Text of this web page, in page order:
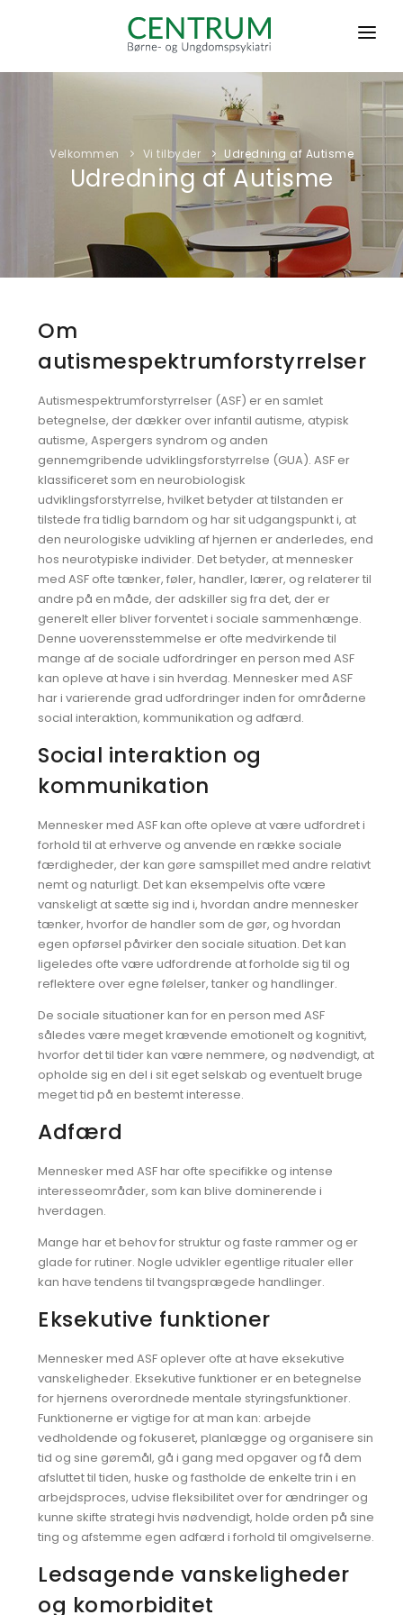
VELKOMMEN
OM OS
KRYPTERET E-MAIL
KONTAKT
Velkommen Vi tilbyder Udredning af Autisme
Udredning af Autisme
Om
autismespektrumforstyrrelser
Autismespektrumforstyrrelser (ASF) er en samlet
betegnelse, der dækker over infantil autisme, atypisk
autisme, Aspergers syndrom og anden
gennemgribende udviklingsforstyrrelse (GUA). ASF er
klassificeret som en neurobiologisk
udviklingsforstyrrelse, hvilket betyder at tilstanden er
tilstede fra tidlig barndom og har sit udgangspunkt i, at
den neurologiske udvikling af hjernen er anderledes, end
hos neurotypiske individer. Det betyder, at mennesker
med ASF ofte tænker, føler, handler, lærer, og relaterer til
andre på en måde, der adskiller sig fra det, der er
generelt eller bliver forventet i sociale sammenhænge.
Denne uoverensstemmelse er ofte medvirkende til
mange af de sociale udfordringer en person med ASF
kan opleve at have i sin hverdag. Mennesker med ASF
har i varierende grad udfordringer inden for områderne
social interaktion, kommunikation og adfærd.
Social interaktion og
kommunikation
Mennesker med ASF kan ofte opleve at være udfordret i
forhold til at erhverve og anvende en række sociale
færdigheder, der kan gøre samspillet med andre relativt
nemt og naturligt. Det kan eksempelvis ofte være
vanskeligt at sætte sig ind i, hvordan andre mennesker
tænker, hvorfor de handler som de gør, og hvordan
egen opførsel påvirker den sociale situation. Det kan
ligeledes ofte være udfordrende at forholde sig til og
reflektere over egne følelser, tanker og handlinger.
De sociale situationer kan for en person med ASF
således være meget krævende emotionelt og kognitivt,
hvorfor det til tider kan være nemmere, og nødvendigt, at
opholde sig en del i sit eget selskab og eventuelt bruge
meget tid på en bestemt interesse.
Adfærd
Mennesker med ASF har ofte specifikke og intense
interesseområder, som kan blive dominerende i
hverdagen.
Mange har et behov for struktur og faste rammer og er
glade for rutiner. Nogle udvikler egentlige ritualer eller
kan have tendens til tvangsprægede handlinger.
Eksekutive funktioner
Mennesker med ASF oplever ofte at have eksekutive
vanskeligheder. Eksekutive funktioner er en betegnelse
for hjernens overordnede mentale styringsfunktioner.
Funktionerne er vigtige for at man kan: arbejde
vedholdende og fokuseret, planlægge og organisere sin
tid og sine gøremål, gå i gang med opgaver og få dem
afsluttet til tiden, huske og fastholde de enkelte trin i en
arbejdsproces, udvise fleksibilitet over for ændringer og
kunne skifte strategi hvis nødvendigt, holde orden på sine
ting og afstemme egen adfærd i forhold til omgivelserne.
Ledsagende vanskeligheder
og komorbiditet